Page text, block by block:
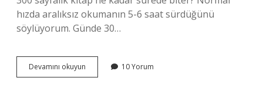
hızda aralıksız okumanın 5-6 saat sürdüğünü
söylüyorum. Günde 30…
Devamını okuyun
Sayfalık
10 Yorum